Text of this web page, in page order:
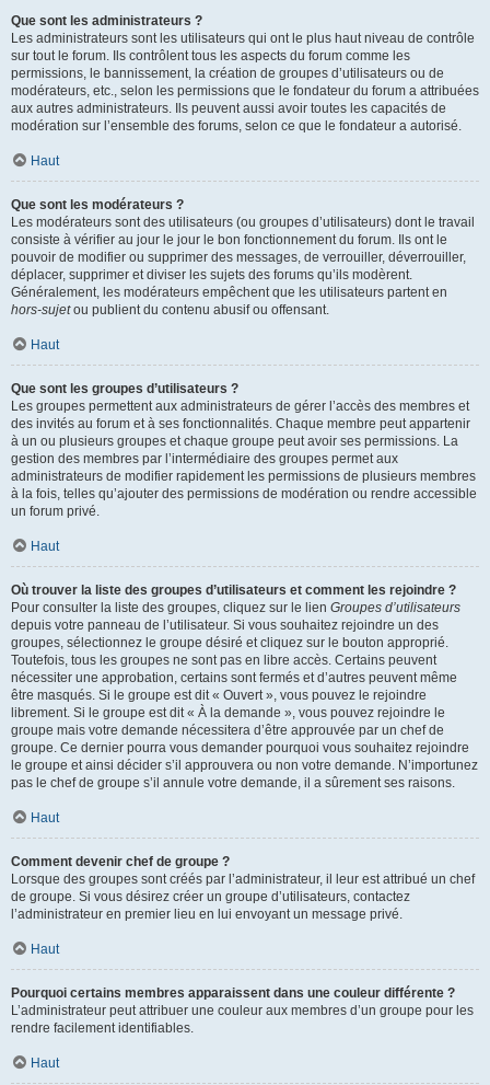
Que sont les administrateurs ?
Les administrateurs sont les utilisateurs qui ont le plus haut niveau de contrôle
sur tout le forum. Ils contrôlent tous les aspects du forum comme les
permissions, le bannissement, la création de groupes d’utilisateurs ou de
modérateurs, etc., selon les permissions que le fondateur du forum a attribuées
aux autres administrateurs. Ils peuvent aussi avoir toutes les capacités de
modération sur l’ensemble des forums, selon ce que le fondateur a autorisé.
Haut
Que sont les modérateurs ?
Les modérateurs sont des utilisateurs (ou groupes d’utilisateurs) dont le travail
consiste à vérifier au jour le jour le bon fonctionnement du forum. Ils ont le
pouvoir de modifier ou supprimer des messages, de verrouiller, déverrouiller,
déplacer, supprimer et diviser les sujets des forums qu’ils modèrent.
Généralement, les modérateurs empêchent que les utilisateurs partent en
hors-sujetou publient du contenu abusif ou offensant.
Haut
Que sont les groupes d’utilisateurs ?
Les groupes permettent aux administrateurs de gérer l’accès des membres et
des invités au forum et à ses fonctionnalités. Chaque membre peut appartenir
à un ou plusieurs groupes et chaque groupe peut avoir ses permissions. La
gestion des membres par l’intermédiaire des groupes permet aux
administrateurs de modifier rapidement les permissions de plusieurs membres
à la fois, telles qu’ajouter des permissions de modération ou rendre accessible
un forum privé.
Haut
Où trouver la liste des groupes d’utilisateurs et comment les rejoindre ?
Pour consulter la liste des groupes, cliquez sur le lien Groupes d’utilisateurs
depuis votre panneau de l’utilisateur. Si vous souhaitez rejoindre un des
groupes, sélectionnez le groupe désiré et cliquez sur le bouton approprié.
Toutefois, tous les groupes ne sont pas en libre accès. Certains peuvent
nécessiter une approbation, certains sont fermés et d’autres peuvent même
être masqués. Si le groupe est dit « Ouvert », vous pouvez le rejoindre
librement. Si le groupe est dit « À la demande », vous pouvez rejoindre le
groupe mais votre demande nécessitera d’être approuvée par un chef de
groupe. Ce dernier pourra vous demander pourquoi vous souhaitez rejoindre
le groupe et ainsi décider s’il approuvera ou non votre demande. N’importunez
pas le chef de groupe s’il annule votre demande, il a sûrement ses raisons.
Haut
Comment devenir chef de groupe ?
Lorsque des groupes sont créés par l’administrateur, il leur est attribué un chef
de groupe. Si vous désirez créer un groupe d’utilisateurs, contactez
l’administrateur en premier lieu en lui envoyant un message privé.
Haut
Pourquoi certains membres apparaissent dans une couleur différente ?
L’administrateur peut attribuer une couleur aux membres d’un groupe pour les
rendre facilement identifiables.
Haut